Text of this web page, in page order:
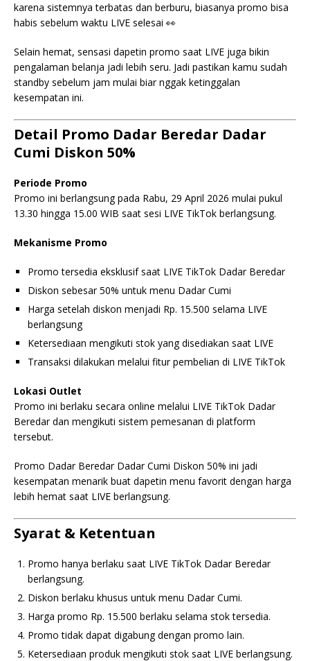
karena sistemnya terbatas dan berburu, biasanya promo bisa
habis sebelum waktu LIVE selesai 👀
Selain hemat, sensasi dapetin promo saat LIVE juga bikin
pengalaman belanja jadi lebih seru. Jadi pastikan kamu sudah
standby sebelum jam mulai biar nggak ketinggalan
kesempatan ini.
Detail Promo Dadar Beredar Dadar
Cumi Diskon 50%
Periode Promo
Promo ini berlangsung pada Rabu, 29 April 2026 mulai pukul
13.30 hingga 15.00 WIB saat sesi LIVE TikTok berlangsung.
Mekanisme Promo
Promo tersedia eksklusif saat LIVE TikTok Dadar Beredar
Diskon sebesar 50% untuk menu Dadar Cumi
Harga setelah diskon menjadi Rp. 15.500 selama LIVE
berlangsung
Ketersediaan mengikuti stok yang disediakan saat LIVE
Transaksi dilakukan melalui fitur pembelian di LIVE TikTok
Lokasi Outlet
Promo ini berlaku secara online melalui LIVE TikTok Dadar
Beredar dan mengikuti sistem pemesanan di platform
tersebut.
Promo Dadar Beredar Dadar Cumi Diskon 50% ini jadi
kesempatan menarik buat dapetin menu favorit dengan harga
lebih hemat saat LIVE berlangsung.
Syarat & Ketentuan
Promo hanya berlaku saat LIVE TikTok Dadar Beredar
berlangsung.
Diskon berlaku khusus untuk menu Dadar Cumi.
Harga promo Rp. 15.500 berlaku selama stok tersedia.
Promo tidak dapat digabung dengan promo lain.
Ketersediaan produk mengikuti stok saat LIVE berlangsung.